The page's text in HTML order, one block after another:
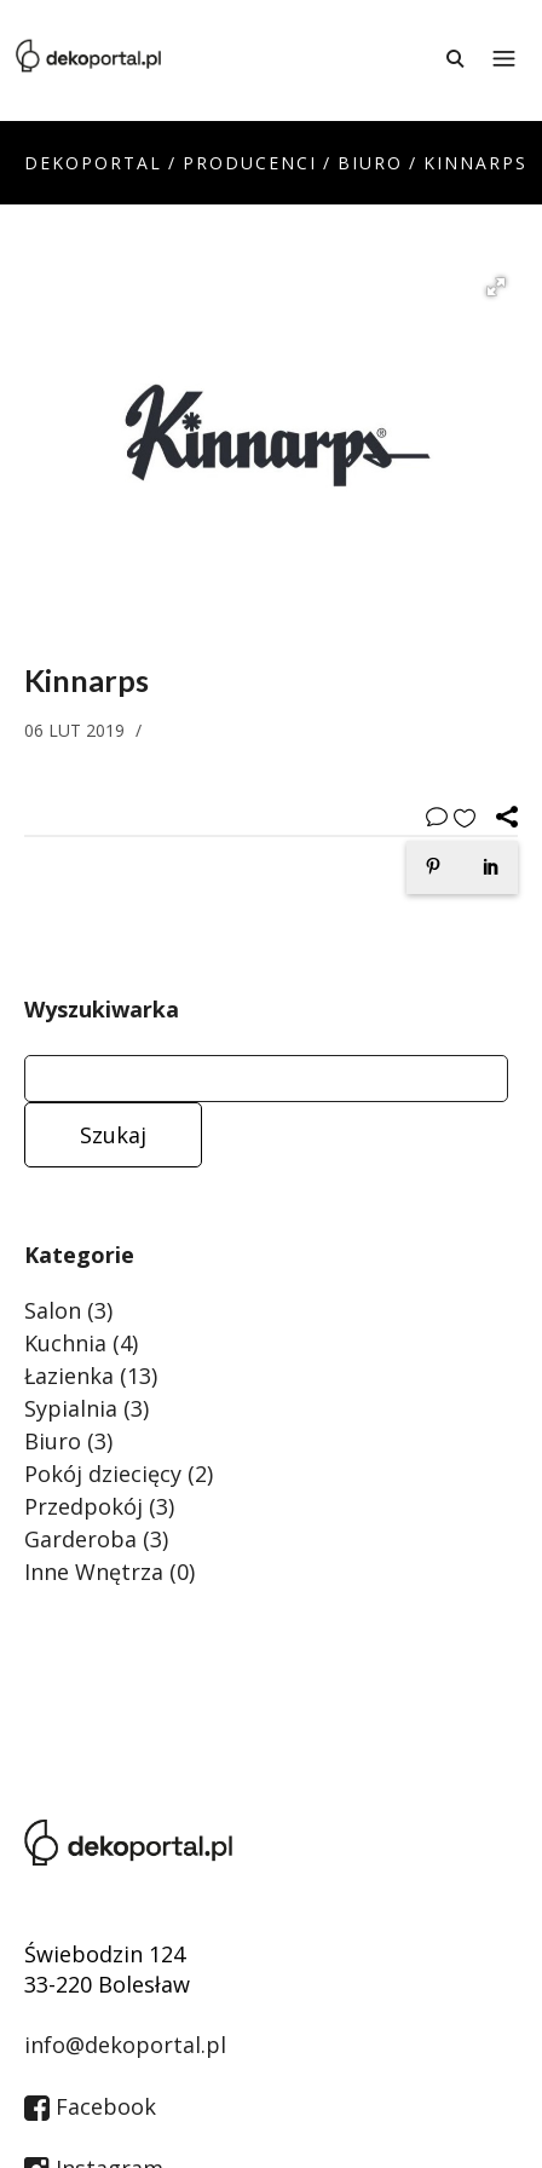
DEKOPORTAL / PRODUCENCI / BIURO / KINNARPS
Kinnarps
06 LUT 2019 /
Wyszukiwarka
Kategorie
Salon (3)
Kuchnia (4)
Łazienka (13)
Sypialnia (3)
Biuro (3)
Pokój dziecięcy (2)
Przedpokój (3)
Garderoba (3)
Inne Wnętrza (0)
Świebodzin 124
33-220 Bolesław
info@dekoportal.pl
Facebook